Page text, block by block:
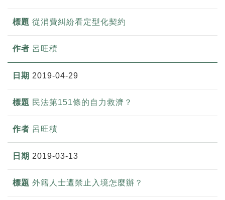
從消費糾紛看定型化契約
呂旺積
2019-04-29
民法第151條的自力救濟？
呂旺積
2019-03-13
外籍人士遭禁止入境怎麼辦？